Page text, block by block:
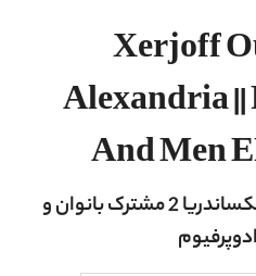
Xerjoff
Alexandria
And Men
تستر زرجوف عود استار الکساندریا 2 مشترک بانوان و